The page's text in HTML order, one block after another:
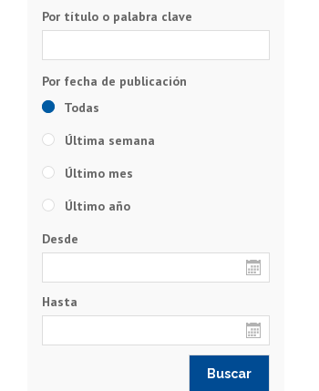
Por título o palabra clave
Todas
Última semana
Último mes
Último año
Desde
Hasta